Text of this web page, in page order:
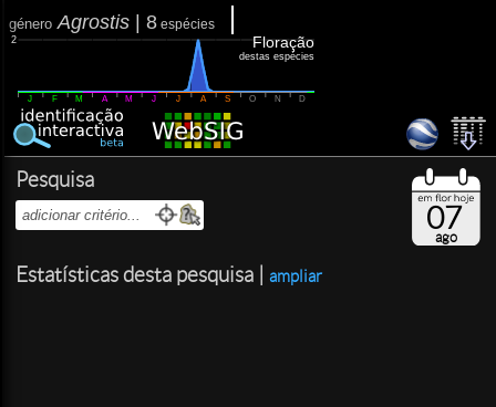
género Agrostis 8 espécies
2
J F M A M J J A S O N D
Floração
destas espécies
Pesquisa
Estatísticas desta pesquisa | ampliar
07
ago